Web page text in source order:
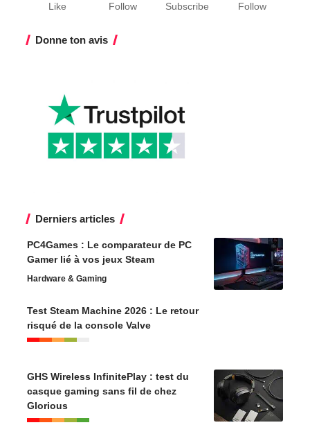
Like Follow Subscribe Follow
Donne ton avis
Derniers articles
PC4Games : Le comparateur de PC
Gamer lié à vos jeux Steam
Hardware & Gaming
Test Steam Machine 2026 : Le retour
risqué de la console Valve
GHS Wireless InfinitePlay : test du
casque gaming sans fil de chez
Glorious